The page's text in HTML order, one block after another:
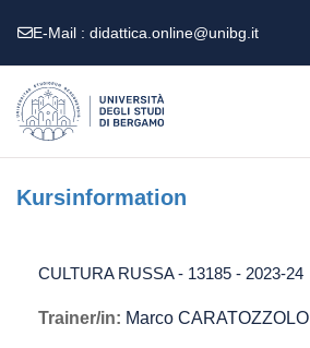
E-Mail : didattica.online@unibg.it
Kursinformation
CULTURA RUSSA - 13185 - 2023-24
Trainer/in: Marco CARATOZZOLO